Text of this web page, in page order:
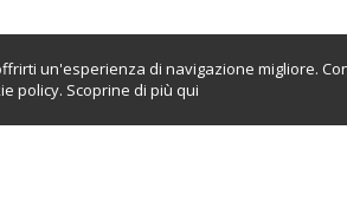
un'esperienza di navigazione migliore.
policy. Scoprine di più qui